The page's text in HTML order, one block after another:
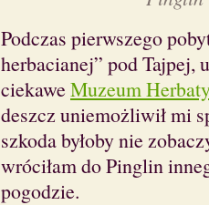
Podczas pierwszego
herbacianej” pod Tajpej,
ciekaweMuzeum Herbaty
deszcz uniemożliwił mi
szkoda byłoby nie
wróciłam do Pinglin
pogodzie.